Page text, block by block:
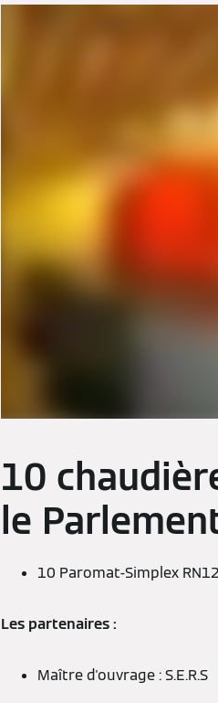
10
le
10 Paromat-Simplex
Les partenaires :
Maître d'ouvrage : S.E.R.S